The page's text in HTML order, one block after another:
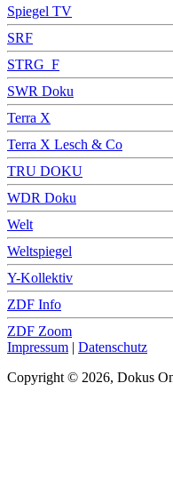
Spiegel TV
SRF
STRG_F
SWR Doku
Terra X
Terra X Lesch & Co
TRU DOKU
WDR Doku
Welt
Weltspiegel
Y-Kollektiv
ZDF Info
ZDF Zoom
Impressum | Datenschutz
Copyright © 2026, Dokus